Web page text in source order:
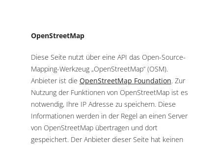
OpenStreetMap
Diese Seite nutzt über eine API das Open-Source-
Mapping-Werkzeug „OpenStreetMap“ (OSM).
Anbieter ist die OpenStreetMap Foundation. Zur
Nutzung der Funktionen von OpenStreetMap ist es
notwendig, Ihre IP Adresse zu speichern. Diese
Informationen werden in der Regel an einen Server
von OpenStreetMap übertragen und dort
gespeichert. Der Anbieter dieser Seite hat keinen